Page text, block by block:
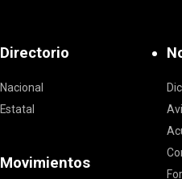
Directorio
Nacional
Estatal
Movimientos